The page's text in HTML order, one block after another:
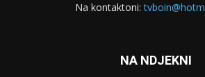
Na kontaktoni:
NA NDJEKNI